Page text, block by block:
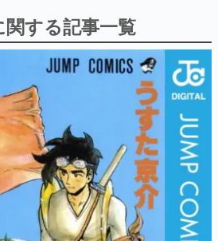
ルゲーム史における主要なトピック・タイト
ほか、開発者へのインタビューや識者による
約20年の歴史が一望できる決定版！
たり〜ゲームクリエイターの青春〜
『ペンと箸』等で知られるマンガ家・田中圭
ゲーム業界レポートマンガです。
ムは面白い？
・hamatsu氏がゲームの魅力を画面や操作の
ら解き明かしていく、硬派で骨太な評論連載
えた日本語
裏技」「ラスボス」… ゲームにまつわる言葉
の変遷を、コンピューター文化史研究家・タ
徹底調査。